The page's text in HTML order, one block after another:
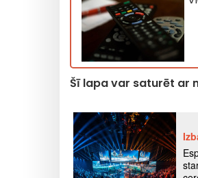
Šī lapa var saturēt ar